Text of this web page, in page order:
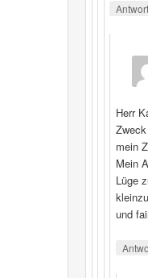
Herr
mein
Mein
Lüge
und